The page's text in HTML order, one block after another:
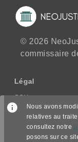
© 2026
commissaire
Légal
CGU
CGV/CPPS
Politique de
Nous avons
relatives au
consultez notre
posons sur ce